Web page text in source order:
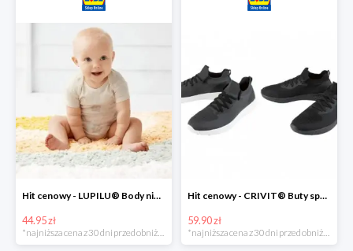
Hit cenowy - LUPILU® Body niemowlęce z biobawełny, z krótkim rękawem, 5 sztuk
44.95 zł
*najniższa cena z 30 dni przed obniżką
Hit cenowy - CRIVIT® Buty sportowe chłopięce WellWalk, 1 para
59.90 zł
*najniższa cena z 30 dni przed obniżką